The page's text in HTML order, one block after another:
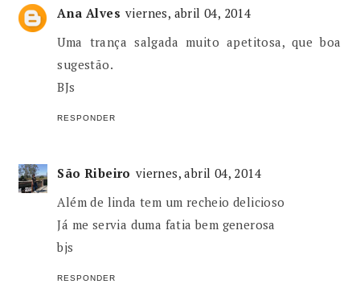
Ana Alves viernes, abril 04, 2014
Uma trança salgada muito apetitosa, que boa
sugestão.
BJs
RESPONDER
São Ribeiro viernes, abril 04, 2014
Além de linda tem um recheio delicioso
Já me servia duma fatia bem generosa
bjs
RESPONDER